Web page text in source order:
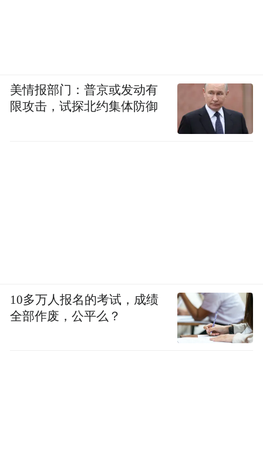
美情报部门：普京或发动有
限攻击，试探北约集体防御
10多万人报名的考试，成绩
全部作废，公平么？